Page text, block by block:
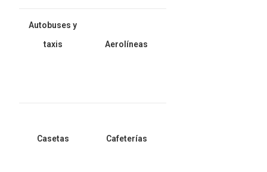
Autobuses y
taxis
Aerolíneas
Casetas Cafeterías